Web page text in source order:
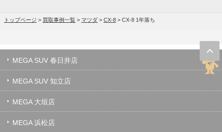
トップページ > 買取事例一覧 > マツダ > CX-8 > CX-8 1年落ち
MEGA SUV 春日井店
MEGA SUV 知立店
MEGA 大垣店
MEGA 浜松店